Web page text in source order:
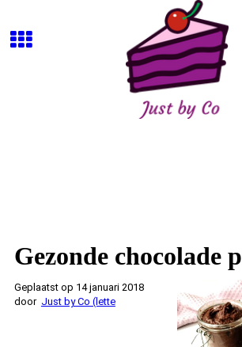
Gezonde chocolade
Geplaatst op 14 januari 2018
door Just by Co (lette